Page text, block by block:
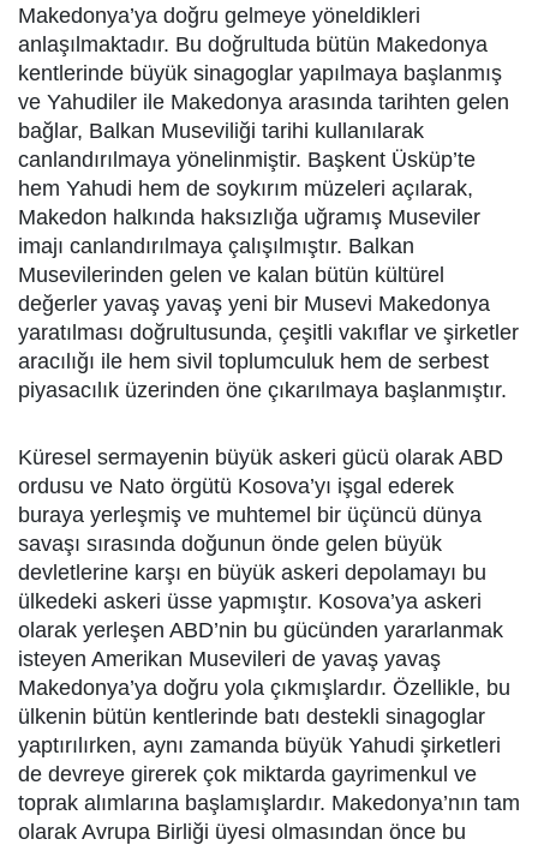
Makedonya’ya doğru gelmeye yöneldikleri
anlaşılmaktadır. Bu doğrultuda bütün Makedonya
kentlerinde büyük sinagoglar yapılmaya başlanmış
ve Yahudiler ile Makedonya arasında tarihten gelen
bağlar, Balkan Museviliği tarihi kullanılarak
canlandırılmaya yönelinmiştir. Başkent Üsküp’te
hem Yahudi hem de soykırım müzeleri açılarak,
Makedon halkında haksızlığa uğramış Museviler
imajı canlandırılmaya çalışılmıştır. Balkan
Musevilerinden gelen ve kalan bütün kültürel
değerler yavaş yavaş yeni bir Musevi Makedonya
yaratılması doğrultusunda, çeşitli vakıflar ve şirketler
aracılığı ile hem sivil toplumculuk hem de serbest
piyasacılık üzerinden öne çıkarılmaya başlanmıştır.
Küresel sermayenin büyük askeri gücü olarak ABD
ordusu ve Nato örgütü Kosova’yı işgal ederek
buraya yerleşmiş ve muhtemel bir üçüncü dünya
savaşı sırasında doğunun önde gelen büyük
devletlerine karşı en büyük askeri depolamayı bu
ülkedeki askeri üsse yapmıştır. Kosova’ya askeri
olarak yerleşen ABD’nin bu gücünden yararlanmak
isteyen Amerikan Musevileri de yavaş yavaş
Makedonya’ya doğru yola çıkmışlardır. Özellikle, bu
ülkenin bütün kentlerinde batı destekli sinagoglar
yaptırılırken, aynı zamanda büyük Yahudi şirketleri
de devreye girerek çok miktarda gayrimenkul ve
toprak alımlarına başlamışlardır. Makedonya’nın tam
olarak Avrupa Birliği üyesi olmasından önce bu